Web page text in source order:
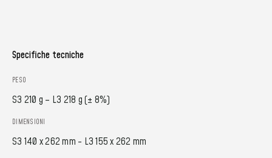
Specifiche tecniche
PESO
S3 210 g – L3 218 g (± 8%)
DIMENSIONI
S3 140 x 262 mm - L3 155 x 262 mm